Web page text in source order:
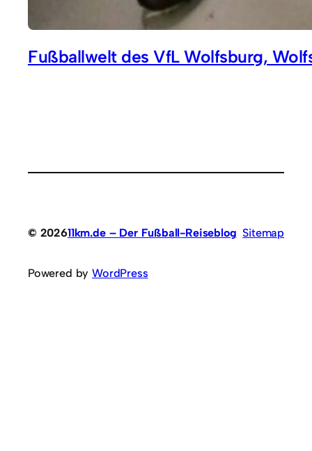
Fußballwelt des VfL Wolfsburg,
© 202611km.de – Der Fußball-Reiseblog Sitemap
Powered byWordPress